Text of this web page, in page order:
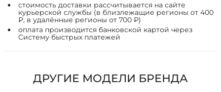
стоимость доставки рассчитывается на сайте
курьерской службы (в близлежащие регионы от 400
₽, в удалённые регионы от 700 ₽)
оплата производится банковской картой через
Систему быстрых платежей
ДРУГИЕ МОДЕЛИ БРЕНДА